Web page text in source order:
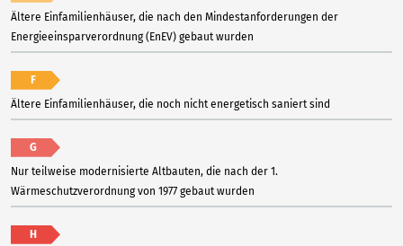
Ältere Einfamilienhäuser, die nach den Mindestanforderungen der
Energieeinsparverordnung (EnEV) gebaut wurden
F
Ältere Einfamilienhäuser, die noch nicht energetisch saniert sind
G
Nur teilweise modernisierte Altbauten, die nach der 1.
Wärmeschutzverordnung von 1977 gebaut wurden
H